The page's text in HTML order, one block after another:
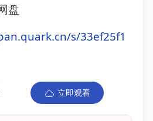
盘
s/33ef25f1
立即观看